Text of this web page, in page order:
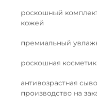
роскошный
кожей
премиальный
роскошная
антивозрастная
производство на